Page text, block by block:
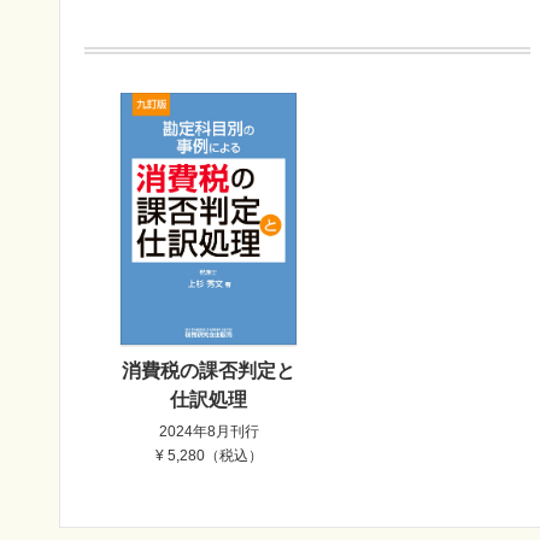
消費税の課否判定と
仕訳処理
2024年8月刊行
¥ 5,280（税込）